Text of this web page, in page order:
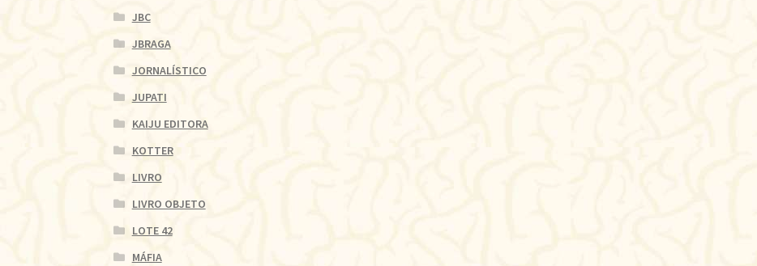
JBC
JBRAGA
JORNALÍSTICO
JUPATI
KAIJU EDITORA
KOTTER
LIVRO
LIVRO OBJETO
LOTE 42
MÁFIA